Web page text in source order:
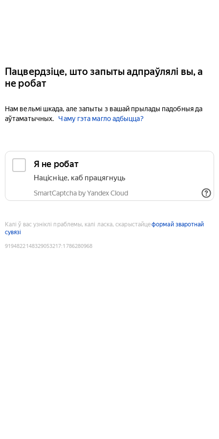
Пацвердзіце, што запыты адпраўлялі вы, а
не робат
Нам вельмі шкада, але запыты з вашай прылады падобныя да
аўтаматычных.
Чаму гэта магло адбыцца?
Я не робат
Націсніце, каб працягнуць
SmartCaptcha by Yandex Cloud
Калі ў вас узніклі праблемы, калі ласка, скарыстайцеформай зваротнай
сувязі
9194822148329053217:1786280968